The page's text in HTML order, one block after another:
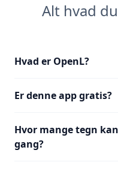
Alt hvad
Hvad er OpenL?
Er denne app gratis?
Hvor mange tegn
gang?